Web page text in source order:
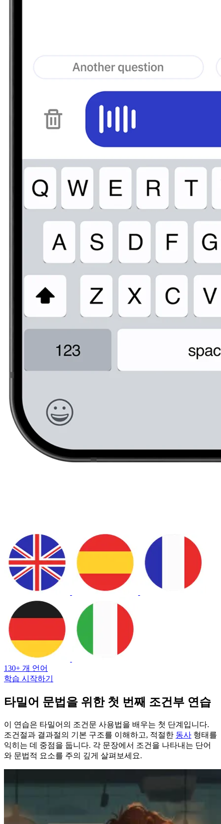
130+ 개 언어
학습 시작하기
타밀어 문법을 위한 첫 번째 조건부 연습
이 연습은 타밀어의 조건문 사용법을 배우는 첫 단계입니다.
조건절과 결과절의 기본 구조를 이해하고, 적절한 동사 형태를
익히는 데 중점을 둡니다. 각 문장에서 조건을 나타내는 단어
와 문법적 요소를 주의 깊게 살펴보세요.